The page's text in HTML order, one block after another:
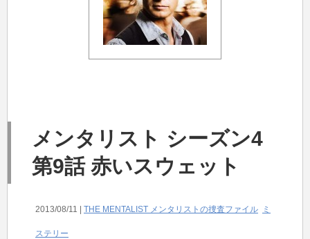
メンタリスト シーズン4
第9話 赤いスウェット
2013/08/11 | THE MENTALIST メンタリストの捜査ファイル ミ
ステリー